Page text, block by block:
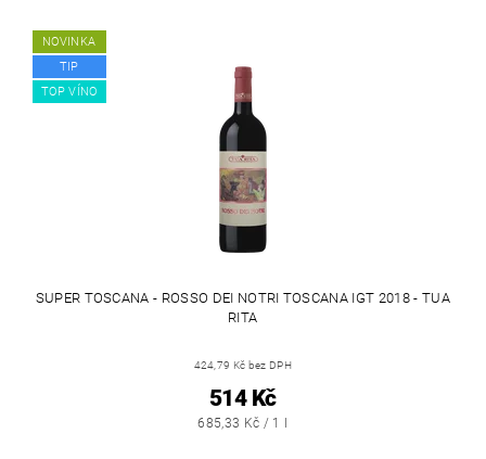
NOVINKA
TIP
TOP VÍNO
SUPER TOSCANA - ROSSO DEI NOTRI TOSCANA IGT 2018 - TUA
RITA
424,79 Kč bez DPH
514 Kč
685,33 Kč / 1 l